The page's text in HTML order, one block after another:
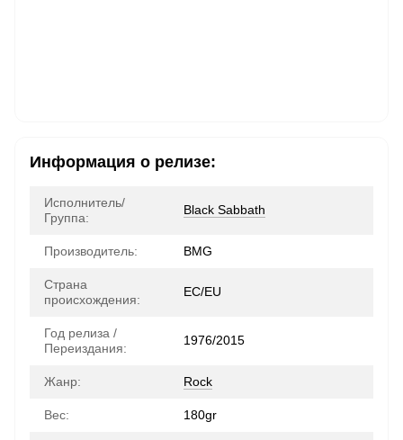
Информация о релизе:
Исполнитель/
Группа:
Black Sabbath
Производитель: BMG
Страна
происхождения:
ЕС/EU
Год релиза /
Переиздания:
1976/2015
Жанр: Rock
Вес: 180gr